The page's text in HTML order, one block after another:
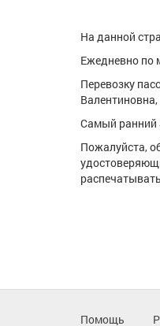
На данной
Ежедневно по
Перевозку
Самый ранний
Пожалуйста,
Помощь